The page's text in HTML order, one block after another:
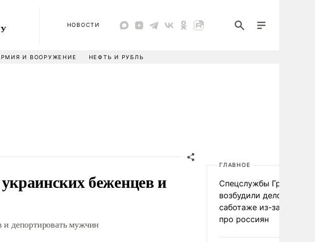
НОВОСТИ
И ВООРУЖЕНИЕ НЕФТЬ И РУБЛЬ
беженцев и
депортировать мужчин
ГЛАВНОЕ
Спецслужбы Грузии
возбудили дело о
саботаже из-за фейков
про россиян